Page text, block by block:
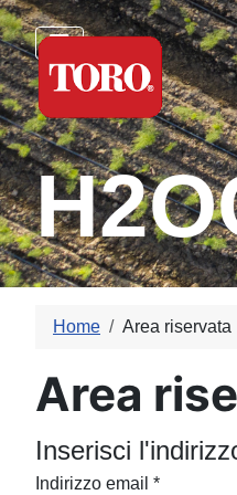
Home Area riservata
Area
Inserisci
Indirizzo email *